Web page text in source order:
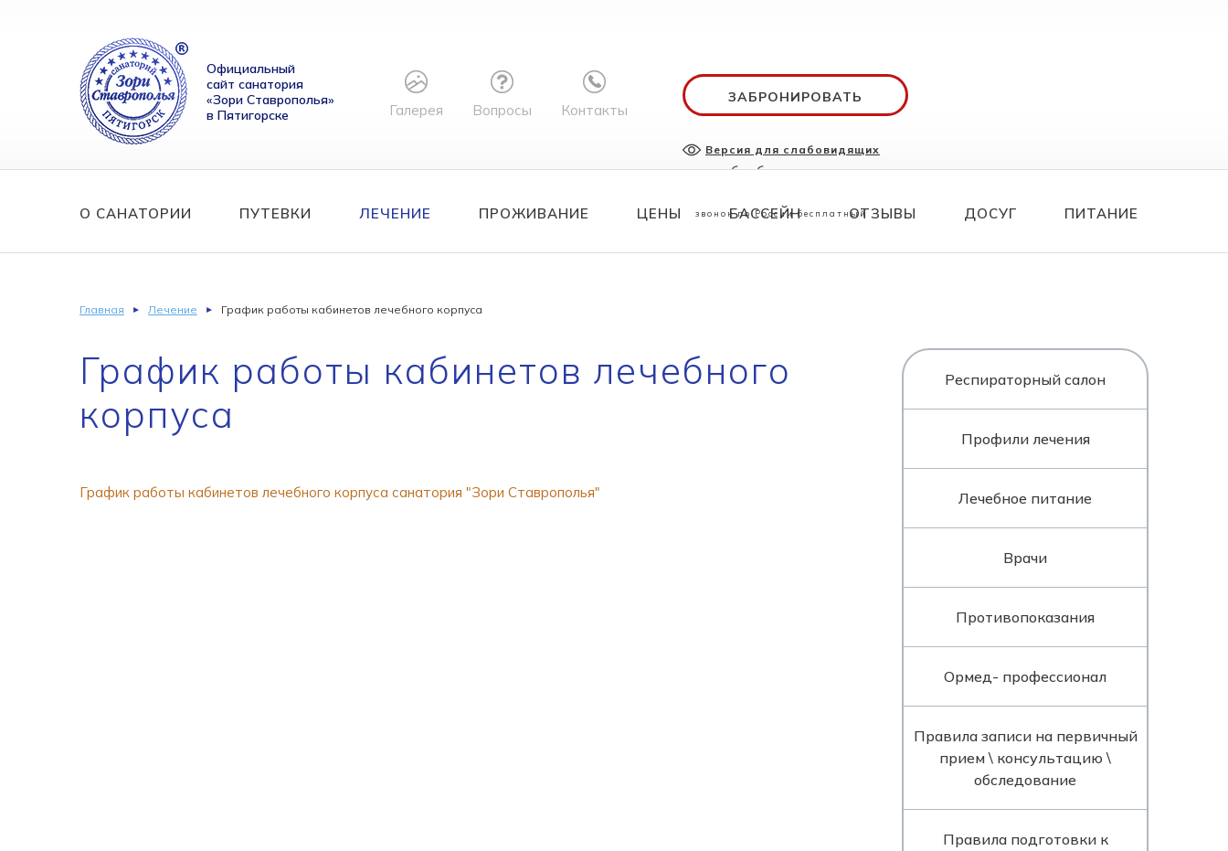
Официальный
сайт санатория
«Зори Ставрополья»
в Пятигорске
Галерея Вопросы Контакты
ЗАБРОНИРОВАТЬ
Версия для слабовидящих
служба бронирования
звонок по России бесплатный
О САНАТОРИИ ПУТЕВКИ ЛЕЧЕНИЕ ПРОЖИВАНИЕ ЦЕНЫ БАССЕЙН ОТЗЫВЫ ДОСУГ ПИТАНИЕ
Главная Лечение График работы кабинетов лечебного корпуса
График работы кабинетов лечебного
корпуса
График работы кабинетов лечебного корпуса санатория "Зори Ставрополья"
Респираторный салон
Профили лечения
Лечебное питание
Врачи
Противопоказания
Ормед- профессионал
Правила записи на первичный
прием \ консультацию \
обследование
Правила подготовки к